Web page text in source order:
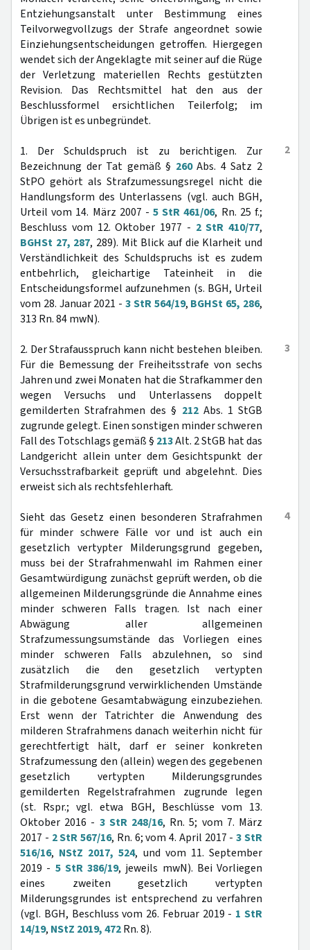
Entziehungsanstalt unter Bestimmung eines
Teilvorwegvollzugs der Strafe angeordnet sowie
Einziehungsentscheidungen getroffen. Hiergegen
wendet sich der Angeklagte mit seiner auf die Rüge
der Verletzung materiellen Rechts gestützten
Revision. Das Rechtsmittel hat den aus der
Beschlussformel ersichtlichen Teilerfolg; im
Übrigen ist es unbegründet.
2
1. Der Schuldspruch ist zu berichtigen. Zur
Bezeichnung der Tat gemäß § 260Abs. 4 Satz 2
StPO gehört als Strafzumessungsregel nicht die
Handlungsform des Unterlassens (vgl. auch BGH,
Urteil vom 14. März 2007 -5 StR 461/06, Rn. 25 f.;
Beschluss vom 12. Oktober 1977 - 2 StR 410/77,
BGHSt 27, 287, 289). Mit Blick auf die Klarheit und
Verständlichkeit des Schuldspruchs ist es zudem
entbehrlich, gleichartige Tateinheit in die
Entscheidungsformel aufzunehmen (s. BGH, Urteil
vom 28. Januar 2021 - 3 StR 564/19, BGHSt 65, 286,
313 Rn. 84 mwN).
3
2. Der Strafausspruch kann nicht bestehen bleiben.
Für die Bemessung der Freiheitsstrafe von sechs
Jahren und zwei Monaten hat die Strafkammer den
wegen Versuchs und Unterlassens doppelt
gemilderten Strafrahmen des § 212Abs. 1 StGB
zugrunde gelegt. Einen sonstigen minder schweren
Fall des Totschlags gemäß § 213Alt. 2 StGB hat das
Landgericht allein unter dem Gesichtspunkt der
Versuchsstrafbarkeit geprüft und abgelehnt. Dies
erweist sich als rechtsfehlerhaft.
4
Sieht das Gesetz einen besonderen Strafrahmen
für minder schwere Fälle vor und ist auch ein
gesetzlich vertypter Milderungsgrund gegeben,
muss bei der Strafrahmenwahl im Rahmen einer
Gesamtwürdigung zunächst geprüft werden, ob die
allgemeinen Milderungsgründe die Annahme eines
minder schweren Falls tragen. Ist nach einer
Abwägung aller allgemeinen
Strafzumessungsumstände das Vorliegen eines
minder schweren Falls abzulehnen, so sind
zusätzlich die den gesetzlich vertypten
Strafmilderungsgrund verwirklichenden Umstände
in die gebotene Gesamtabwägung einzubeziehen.
Erst wenn der Tatrichter die Anwendung des
milderen Strafrahmens danach weiterhin nicht für
gerechtfertigt hält, darf er seiner konkreten
Strafzumessung den (allein) wegen des gegebenen
gesetzlich vertypten Milderungsgrundes
gemilderten Regelstrafrahmen zugrunde legen
(st. Rspr.; vgl. etwa BGH, Beschlüsse vom 13.
Oktober 2016 - 3 StR 248/16, Rn. 5; vom 7. März
2017 - 2 StR 567/16, Rn. 6; vom 4. April 2017 -3 StR
516/16, NStZ 2017, 524, und vom 11. September
2019 - 5 StR 386/19, jeweils mwN). Bei Vorliegen
eines zweiten gesetzlich vertypten
Milderungsgrundes ist entsprechend zu verfahren
(vgl. BGH, Beschluss vom 26. Februar 2019 - 1 StR
14/19, NStZ 2019, 472Rn. 8).